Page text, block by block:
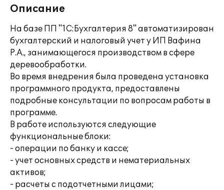
Описание
На базе ПП "1С:Бухгалтерия 8" автоматизирован
бухгалтерский и налоговый учет у ИП Вафина
Р.А., занимающегося производством в сфере
деревообработки.
Во время внедрения была проведена установка
программного продукта, предоставлены
подробные консультации по вопросам работы в
программе.
В работе используются следующие
функциональные блоки:
- операции по банку и кассе;
- учет основных средств и нематериальных
активов;
- расчеты с подотчетными лицами;